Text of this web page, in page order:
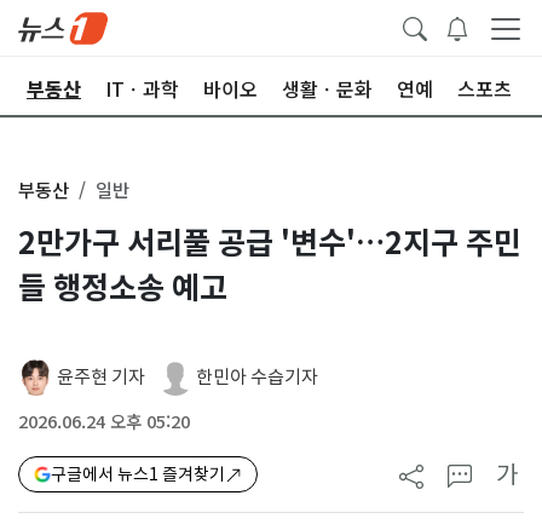
부동산 ITㆍ과학 바이오 생활ㆍ문화 연예 스포츠
부동산 일반
2만가구 서리풀 공급 '변수'…2지구 주민
들 행정소송 예고
윤주현 기자 한민아 수습기자
2026.06.24 오후 05:20
구글에서 뉴스1 즐겨찾기 가